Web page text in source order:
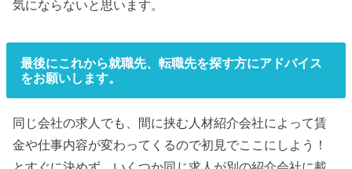
気にならないと思います。
最後にこれから就職先、転職先を探す方にアドバイス
をお願いします。
同じ会社の求人でも、間に挟む人材紹介会社によって賃
金や仕事内容が変わってくるので初見でここにしよう！